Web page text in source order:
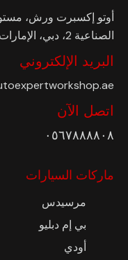
الصناعية 2، دبي، الإمارات العربية المتحدة
البريد الإلكتروني
اتصل الآن
٠٥٦٧٨٨٨٨٠٨
ماركات السيارات
مرسيدس
بي إم دبليو
أودي